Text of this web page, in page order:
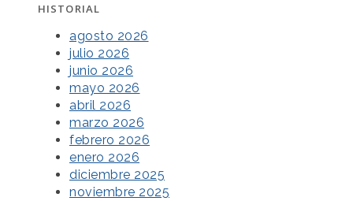
HISTORIAL
agosto 2026
julio 2026
junio 2026
mayo 2026
abril 2026
marzo 2026
febrero 2026
enero 2026
diciembre 2025
noviembre 2025